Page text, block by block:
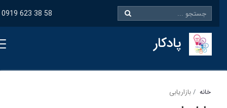
0919 623 38 58
پادکار
خانه بازاریابی